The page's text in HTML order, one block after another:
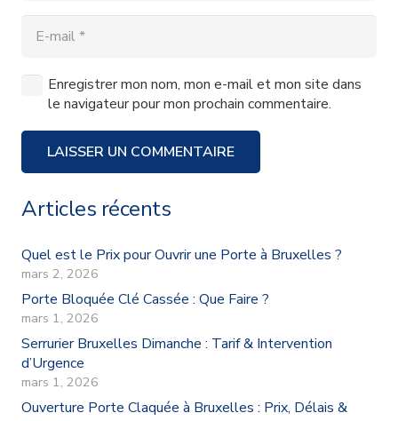
Enregistrer mon nom, mon e-mail et mon site dans
le navigateur pour mon prochain commentaire.
LAISSER UN COMMENTAIRE
Articles récents
Quel est le Prix pour Ouvrir une Porte à Bruxelles ?
mars 2, 2026
Porte Bloquée Clé Cassée : Que Faire ?
mars 1, 2026
Serrurier Bruxelles Dimanche : Tarif & Intervention
d’Urgence
mars 1, 2026
Ouverture Porte Claquée à Bruxelles : Prix, Délais &